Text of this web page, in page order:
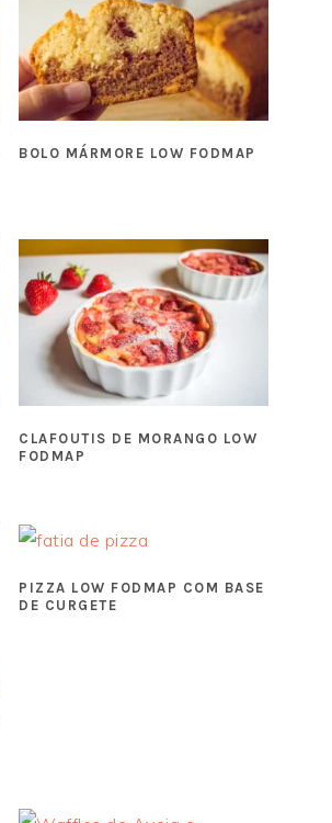
BOLO MÁRMORE LOW FODMAP
CLAFOUTIS DE MORANGO LOW
FODMAP
PIZZA LOW FODMAP COM BASE
DE CURGETE